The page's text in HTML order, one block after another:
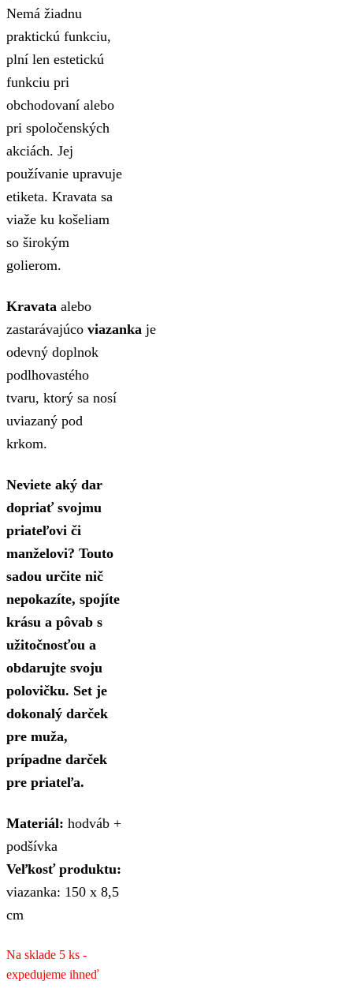
Nemá žiadnu
praktickú funkciu,
plní len estetickú
funkciu pri
obchodovaní alebo
pri spoločenských
akciách. Jej
používanie upravuje
etiketa. Kravata sa
viaže ku košeliam
so širokým
golierom.
Kravata alebo
zastarávajúco viazanka je
odevný doplnok
podlhovastého
tvaru, ktorý sa nosí
uviazaný pod
krkom.
Neviete aký dar
dopriať svojmu
priateľovi či
manželovi? Touto
sadou určite nič
nepokazíte, spojíte
krásu a pôvab s
užitočnosťou a
obdarujte svoju
polovičku. Set je
dokonalý darček
pre muža,
prípadne darček
pre priateľa.
Materiál: hodváb +
podšívka
Veľkosť produktu:
viazanka: 150 x 8,5
cm
Na sklade 5 ks -
expedujeme ihneď